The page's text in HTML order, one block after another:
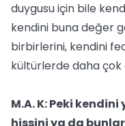
duygusu için bile
kendini buna değer
birbirlerini, kendini
kültürlerde daha çok
M.A. K: Peki